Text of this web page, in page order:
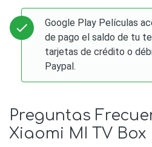
Google Play Películas
de pago el saldo de tu
tarjetas de crédito o
Paypal.
Preguntas
Xiaomi MI TV Box